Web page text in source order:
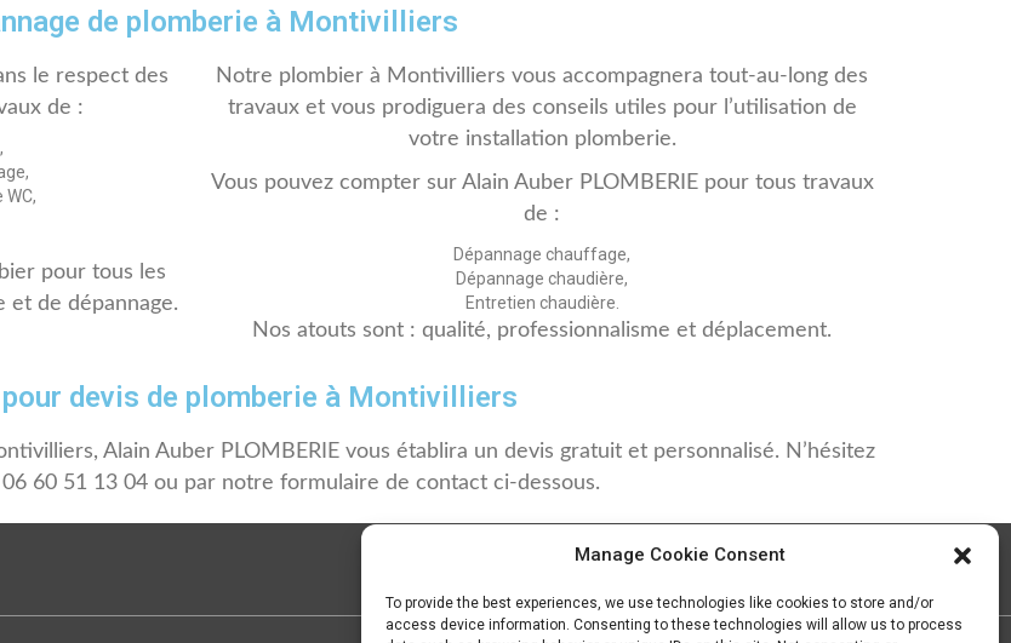
Manage Cookie Consent
To provide the best experiences, we use technologies like cookies to store and/or
access device information. Consenting to these technologies will allow us to process
de plomberie à Montivilliers
le respect des
de :
pour tous les
et de dépannage.
Notre plombier à Montivilliers vous accompagnera tout-au-long des
travaux et vous prodiguera des conseils utiles pour l’utilisation de
votre installation plomberie.
Vous pouvez compter sur Alain Auber PLOMBERIE pour tous travaux
de :
Dépannage chauffage,
Dépannage chaudière,
Entretien chaudière.
Nos atouts sont : qualité, professionnalisme et déplacement.
devis de plomberie à Montivilliers
Alain Auber PLOMBERIE vous établira un devis gratuit et personnalisé. N’hésitez
60 51 13 04 ou par notre formulaire de contact ci-dessous.